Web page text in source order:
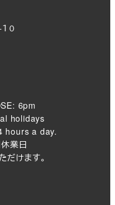
０
6pm
holidays
hours a day.
休業日
だけます。